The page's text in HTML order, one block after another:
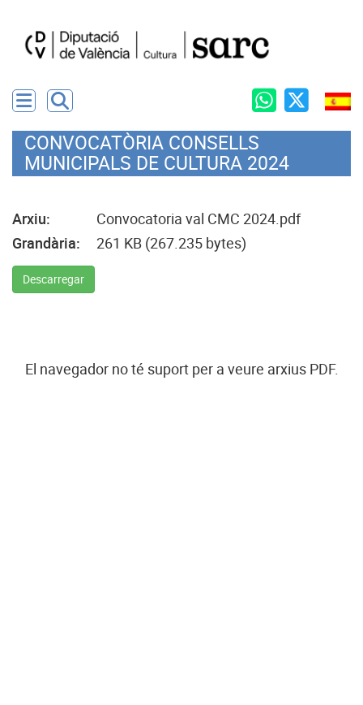
CONVOCATÒRIA CONSELLS
MUNICIPALS DE CULTURA 2024
Arxiu:
Convocatoria val CMC 2024.pdf
Grandària:
261 KB (267.235 bytes)
Descarregar
El navegador no té suport per a veure arxius PDF.